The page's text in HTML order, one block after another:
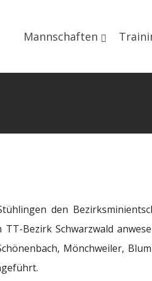
Mannschaften
den
Bezirk Schwarzwald
Mönchweiler,